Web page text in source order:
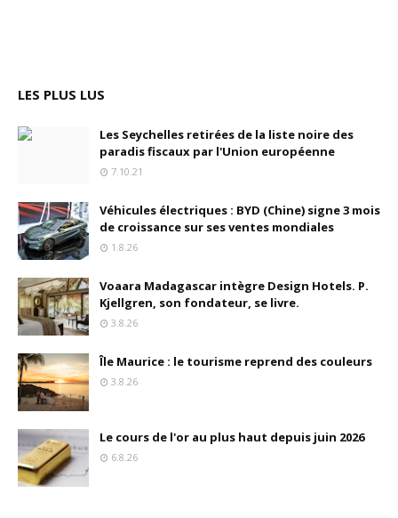
LES PLUS LUS
Les Seychelles retirées de la liste noire des
paradis fiscaux par l'Union européenne
7.10.21
Véhicules électriques : BYD (Chine) signe 3 mois
de croissance sur ses ventes mondiales
1.8.26
Voaara Madagascar intègre Design Hotels. P.
Kjellgren, son fondateur, se livre.
3.8.26
Île Maurice : le tourisme reprend des couleurs
3.8.26
Le cours de l'or au plus haut depuis juin 2026
6.8.26